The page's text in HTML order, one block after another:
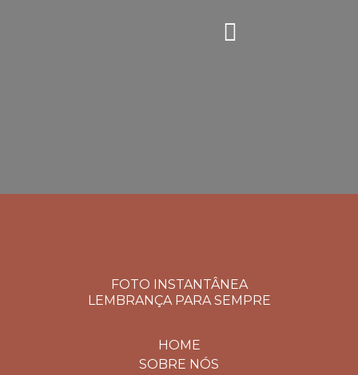
FOTO INSTANTÂNEA
LEMBRANÇA PARA SEMPRE
HOME
SOBRE NÓS